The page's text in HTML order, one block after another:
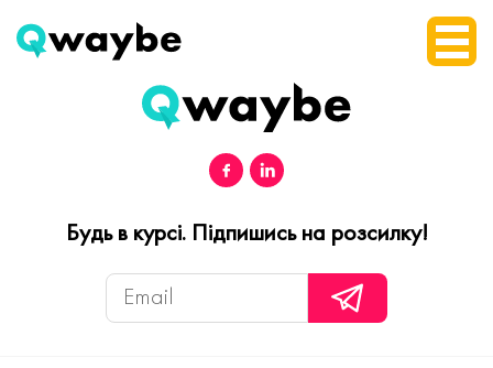
Будь в курсі. Підпишись на розсилку!